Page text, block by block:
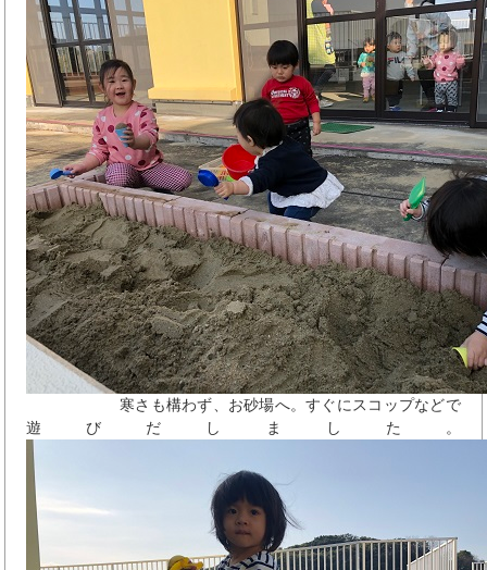
寒さも構わず、お砂場へ。すぐにスコップなどで
遊びだしました。